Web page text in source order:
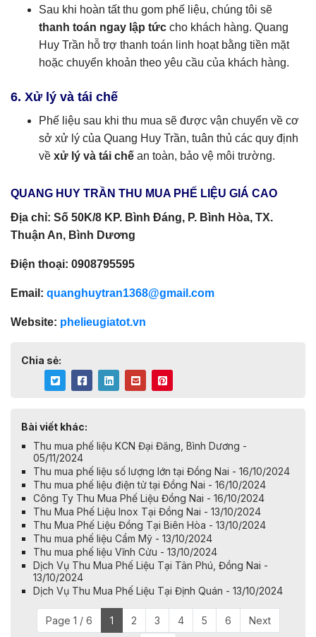
Sau khi hoàn tất thu gom phế liệu, chúng tôi sẽ
thanh toán ngay lập tức cho khách hàng. Quang
Huy Trần hỗ trợ thanh toán linh hoạt bằng tiền mặt
hoặc chuyển khoản theo yêu cầu của khách hàng.
6. Xử lý và tái chế
Phế liệu sau khi thu mua sẽ được vận chuyển về cơ
sở xử lý của Quang Huy Trần, tuân thủ các quy định
về xử lý và tái chế an toàn, bảo vệ môi trường.
QUANG HUY TRẦN THU MUA PHẾ LIỆU GIÁ CAO
Địa chỉ: Số 50K/8 KP. Bình Đáng, P. Bình Hòa, TX.
Thuận An, Bình Dương
Điện thoại: 0908795595
Email: quanghuytran1368@gmail.com
Website: phelieugiatot.vn
Chia sẻ:
Bài viết khác:
Thu mua phế liệu KCN Đại Đăng, Bình Dương -
05/11/2024
Thu mua phế liệu số lượng lớn tại Đồng Nai - 16/10/2024
Thu mua phế liệu điện tử tại Đồng Nai - 16/10/2024
Công Ty Thu Mua Phế Liệu Đồng Nai - 16/10/2024
Thu Mua Phế Liệu Inox Tại Đồng Nai - 13/10/2024
​​​​​​​Thu Mua Phế Liệu Đồng Tại Biên Hòa - 13/10/2024
Thu mua phế liệu Cẩm Mỹ - 13/10/2024
Thu mua phế liệu Vĩnh Cửu - 13/10/2024
Dịch Vụ Thu Mua Phế Liệu Tại Tân Phú, Đồng Nai -
13/10/2024
Dịch Vụ Thu Mua Phế Liệu Tại Định Quán - 13/10/2024
Page 1 / 6 1 2 3 4 5 6 Next